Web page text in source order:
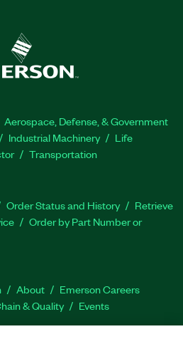
Aerospace, Defense, & Government
Industrial Machinery
Life
Transportation
Order Status and History
Retrieve
Order by Part Number or
About
Emerson Careers
& Quality Events